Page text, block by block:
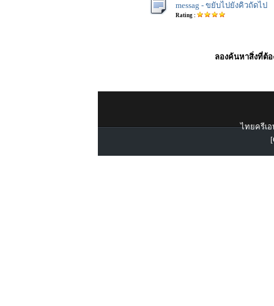
messag - ขยับไปยังคิวถัดไป
Rating :
ลองค้นหาสิ่งที่ต้อ
ไทยครีเอ
[